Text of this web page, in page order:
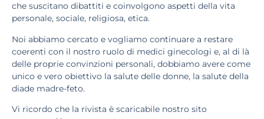
che suscitano dibattiti e coinvolgono aspetti della vita
personale, sociale, religiosa, etica.
Noi abbiamo cercato e vogliamo continuare a restare
coerenti con il nostro ruolo di medici ginecologi e, al di là
delle proprie convinzioni personali, dobbiamo avere come
unico e vero obiettivo la salute delle donne, la salute della
diade madre-feto.
Vi ricordo che la rivista è scaricabile nostro sito